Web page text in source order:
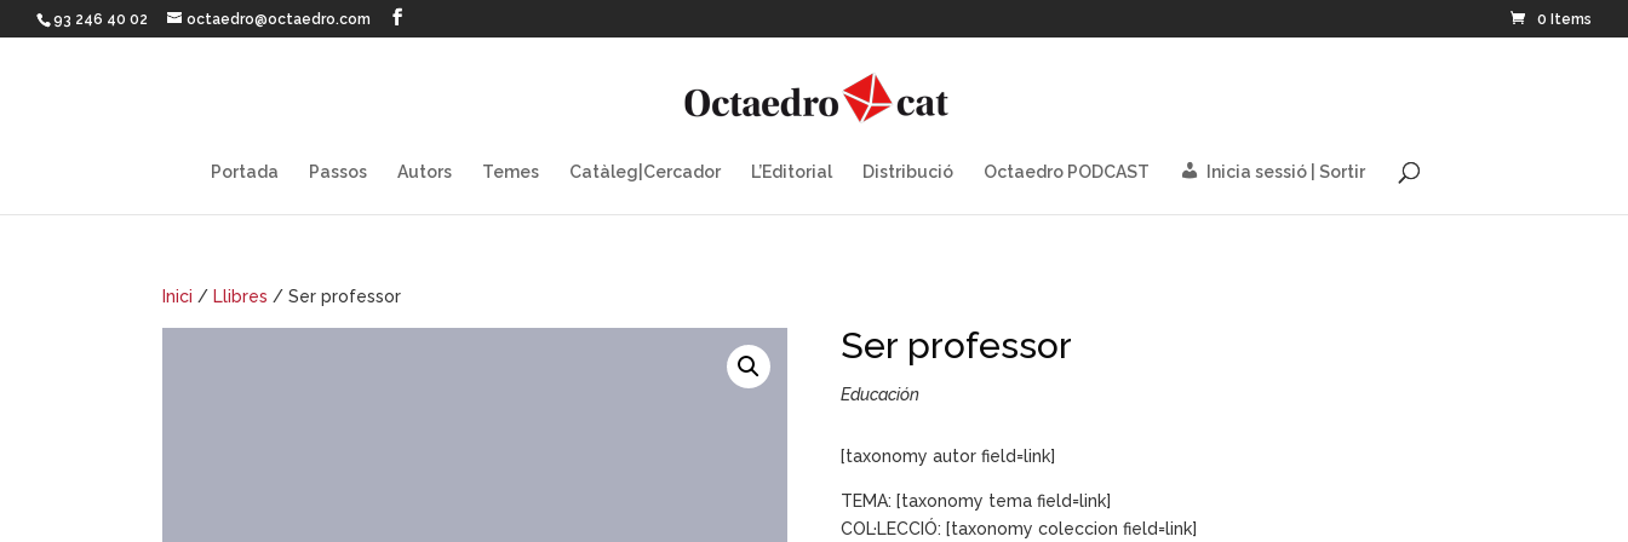
93 246 40 02 octaedro@octaedro.com 0 Items
Portada Passos Autors Temes Catàleg|Cercador L’Editorial Distribució Octaedro PODCAST Inicia sessió | Sortir
Inici / Llibres / Ser professor
Ser professor
Educación
[taxonomy autor field=link]
TEMA: [taxonomy tema field=link]
COL·LECCIÓ: [taxonomy coleccion field=link]